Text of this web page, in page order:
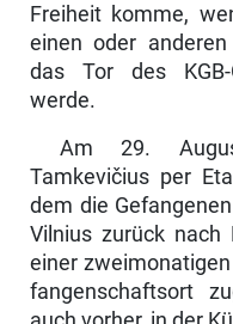
Freiheit komme,
einen oder
das Tor des KGB-
werde.
Am 29.
Tamkevičius per
dem die
Vilnius zurück nach
einer
fangenschaftsort